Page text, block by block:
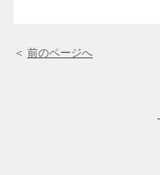
＜ 前のページへ